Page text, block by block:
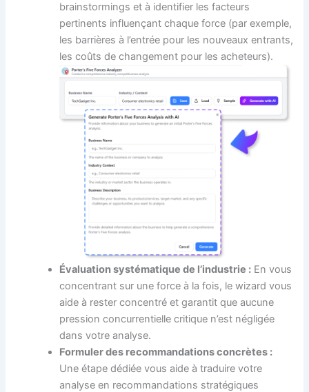
brainstormings et à identifier les facteurs
pertinents influençant chaque force (par exemple,
les barrières à l’entrée pour les nouveaux entrants,
les coûts de changement pour les acheteurs).
Évaluation systématique de l’industrie : En vous
concentrant sur une force à la fois, le wizard vous
aide à rester concentré et garantit que aucune
pression concurrentielle critique n’est négligée
dans votre analyse.
Formuler des recommandations concrètes :
Une étape dédiée vous aide à traduire votre
analyse en recommandations stratégiques